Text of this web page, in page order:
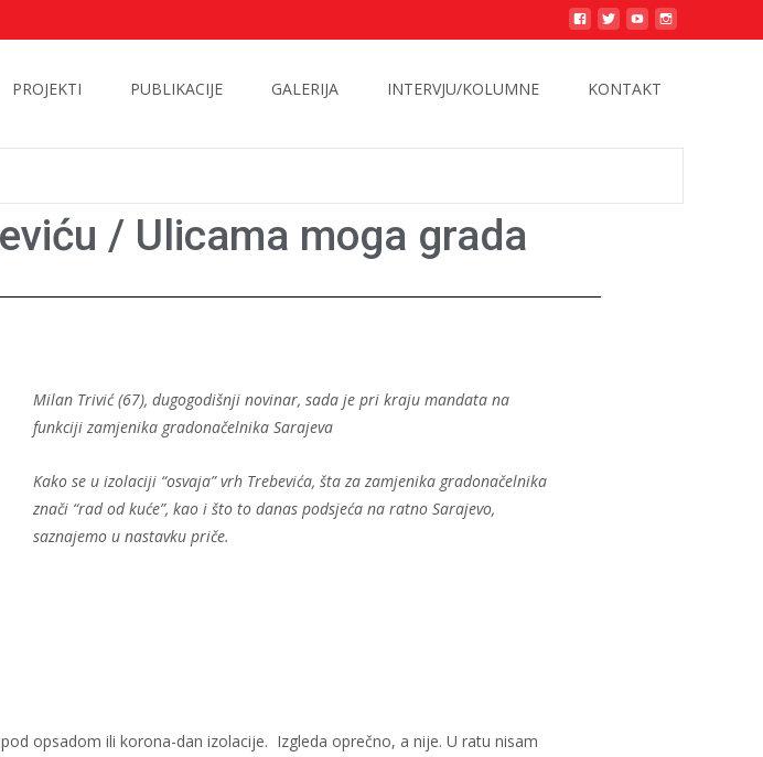
PROJEKTI PUBLIKACIJE GALERIJA INTERVJU/KOLUMNE KONTAKT
/ Ulicama moga grada
Milan Trivić (67), dugogodišnji novinar, sada je pri kraju mandata na
funkciji zamjenika gradonačelnika Sarajeva
Kako se u izolaciji “osvaja” vrh Trebevića, šta za zamjenika gradonačelnika
znači “rad od kuće”, kao i što to danas podsjeća na ratno Sarajevo,
saznajemo u nastavku priče.
opsadom ili korona-dan izolacije. Izgleda oprečno, a nije. U ratu nisam